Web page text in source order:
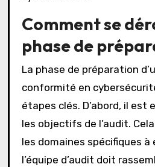
Comment se
phase de
La phase de préparation
conformité en
étapes clés. D’abord, il est
les objectifs de l’audit.
les domaines spécifiques à
l’équipe d’audit doit